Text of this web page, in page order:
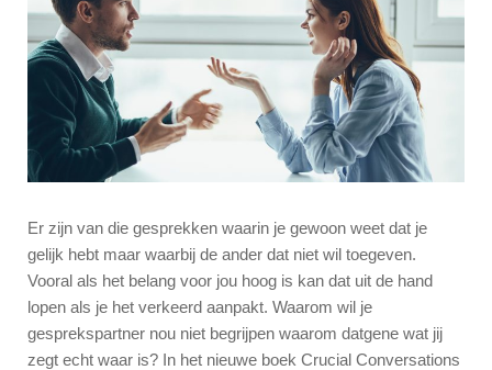
Er zijn van die gesprekken waarin je gewoon weet dat je
gelijk hebt maar waarbij de ander dat niet wil toegeven.
Vooral als het belang voor jou hoog is kan dat uit de hand
lopen als je het verkeerd aanpakt. Waarom wil je
gesprekspartner nou niet begrijpen waarom datgene wat jij
zegt echt waar is? In het nieuwe boek Crucial Conversations